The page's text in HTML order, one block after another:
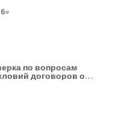
по вопросам
договоров о
грантов предприятия SRL